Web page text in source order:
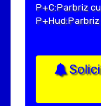
P+C:Parbriz